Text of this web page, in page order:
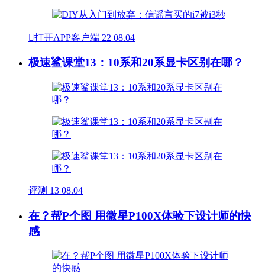
打开APP客户端 22 08.04
极速鲨课堂13：10系和20系显卡区别在哪？
评测 13 08.04
在？帮P个图 用微星P100X体验下设计师的快
感